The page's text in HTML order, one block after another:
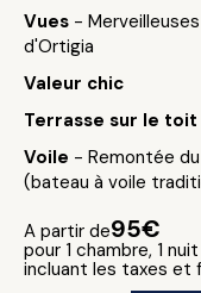
Vues -
d'Ortigia
Valeur chic
Terrasse sur le toit
Voile - Remontée
(bateau à voile
A partir de95€
pour 1 chambre, 1 nuit
incluant les taxes et